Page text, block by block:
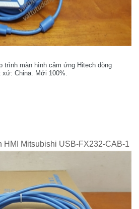
trình màn hình cảm ứng Hitech dòng
xứ: China. Mới 100%.
HMI Mitsubishi USB-FX232-CAB-1